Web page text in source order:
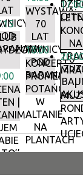
|
WYSTAWA:
70
LAT
PIWNICY
POD
BARANAMI
18:00
KONCERTY
W
ALTANIE
NA
PLANTACH
NA
|